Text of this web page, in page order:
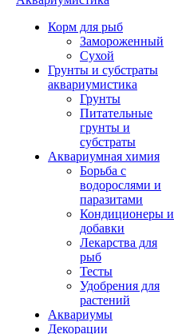
Корм для рыб
Замороженный
Сухой
Грунты и субстраты
аквариумистика
Грунты
Питательные
грунты и
субстраты
Аквариумная химия
Борьба с
водорослями и
паразитами
Кондиционеры и
добавки
Лекарства для
рыб
Тесты
Удобрения для
растений
Аквариумы
Декорации